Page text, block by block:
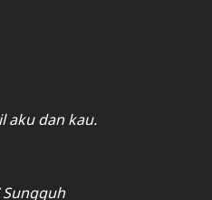
aku dan kau.